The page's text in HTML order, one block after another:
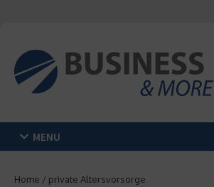
MENU
Home / private Altersvorsorge